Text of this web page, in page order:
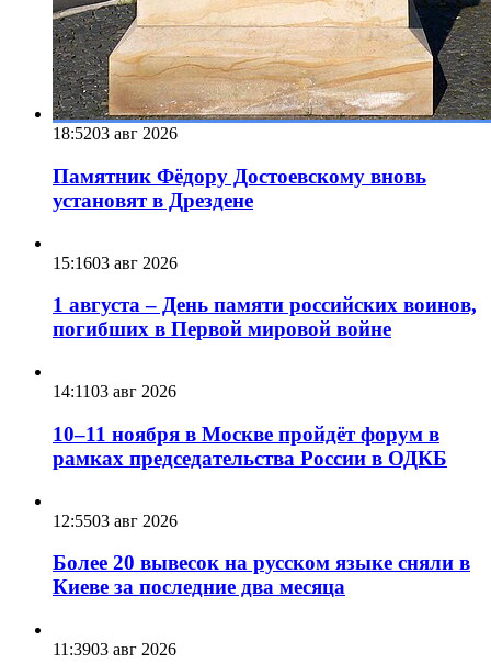
18:5203 авг 2026
Памятник Фёдору Достоевскому вновь
установят в Дрездене
15:1603 авг 2026
1 августа – День памяти российских воинов,
погибших в Первой мировой войне
14:1103 авг 2026
10–11 ноября в Москве пройдёт форум в
рамках председательства России в ОДКБ
12:5503 авг 2026
Более 20 вывесок на русском языке сняли в
Киеве за последние два месяца
11:3903 авг 2026